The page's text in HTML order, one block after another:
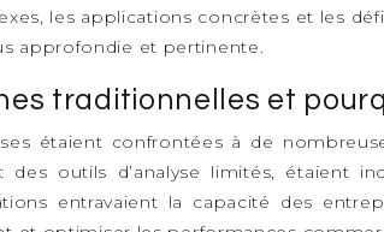
les applications concrètes et les
approfondie et pertinente.
traditionnelles et
étaient confrontées à de
des outils d’analyse limités,
entravaient la capacité des